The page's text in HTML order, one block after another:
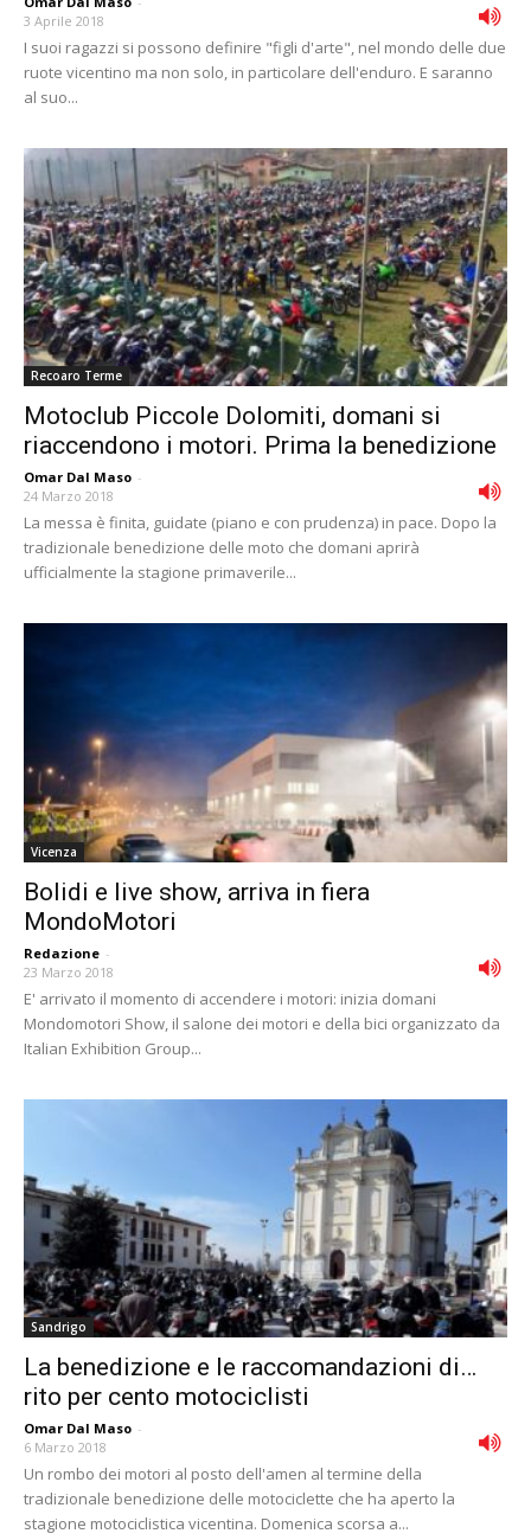
3 Aprile 2018
I suoi ragazzi si possono definire "figli d'arte", nel mondo delle due
ruote vicentino ma non solo, in particolare dell'enduro. E saranno
al suo...
Recoaro Terme
Motoclub Piccole Dolomiti, domani si
riaccendono i motori. Prima la benedizione
Omar Dal Maso -
24 Marzo 2018
La messa è finita, guidate (piano e con prudenza) in pace. Dopo la
tradizionale benedizione delle moto che domani aprirà
ufficialmente la stagione primaverile...
Vicenza
Bolidi e live show, arriva in fiera
MondoMotori
Redazione -
23 Marzo 2018
E' arrivato il momento di accendere i motori: inizia domani
Mondomotori Show, il salone dei motori e della bici organizzato da
Italian Exhibition Group...
Sandrigo
La benedizione e le raccomandazioni di…
rito per cento motociclisti
Omar Dal Maso -
6 Marzo 2018
Un rombo dei motori al posto dell'amen al termine della
tradizionale benedizione delle motociclette che ha aperto la
stagione motociclistica vicentina. Domenica scorsa a...